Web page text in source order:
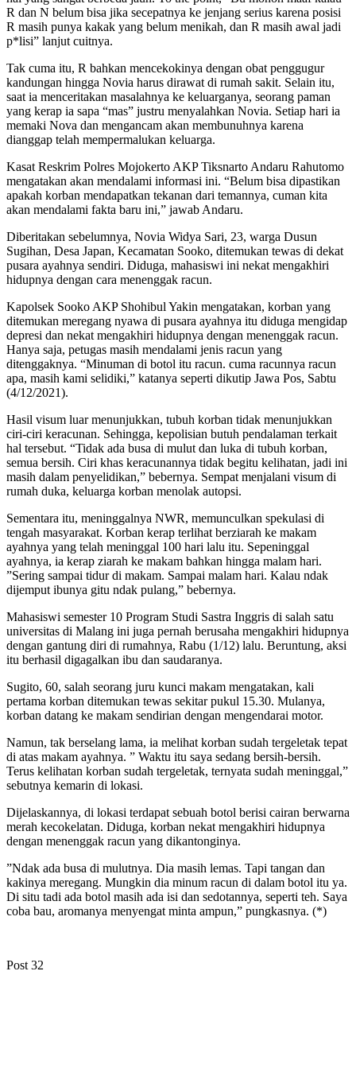
R dan N belum bisa jika secepatnya ke jenjang serius karena posisi
R masih punya kakak yang belum menikah, dan R masih awal jadi
p*lisi” lanjut cuitnya.
Tak cuma itu, R bahkan mencekokinya dengan obat penggugur
kandungan hingga Novia harus dirawat di rumah sakit. Selain itu,
saat ia menceritakan masalahnya ke keluarganya, seorang paman
yang kerap ia sapa “mas” justru menyalahkan Novia. Setiap hari ia
memaki Nova dan mengancam akan membunuhnya karena
dianggap telah mempermalukan keluarga.
Kasat Reskrim Polres Mojokerto AKP Tiksnarto Andaru Rahutomo
mengatakan akan mendalami informasi ini. “Belum bisa dipastikan
apakah korban mendapatkan tekanan dari temannya, cuman kita
akan mendalami fakta baru ini,” jawab Andaru.
Diberitakan sebelumnya, Novia Widya Sari, 23, warga Dusun
Sugihan, Desa Japan, Kecamatan Sooko, ditemukan tewas di dekat
pusara ayahnya sendiri. Diduga, mahasiswi ini nekat mengakhiri
hidupnya dengan cara menenggak racun.
Kapolsek Sooko AKP Shohibul Yakin mengatakan, korban yang
ditemukan meregang nyawa di pusara ayahnya itu diduga mengidap
depresi dan nekat mengakhiri hidupnya dengan menenggak racun.
Hanya saja, petugas masih mendalami jenis racun yang
ditenggaknya. “Minuman di botol itu racun. cuma racunnya racun
apa, masih kami selidiki,” katanya seperti dikutip Jawa Pos, Sabtu
(4/12/2021).
Hasil visum luar menunjukkan, tubuh korban tidak menunjukkan
ciri-ciri keracunan. Sehingga, kepolisian butuh pendalaman terkait
hal tersebut. “Tidak ada busa di mulut dan luka di tubuh korban,
semua bersih. Ciri khas keracunannya tidak begitu kelihatan, jadi ini
masih dalam penyelidikan,” bebernya. Sempat menjalani visum di
rumah duka, keluarga korban menolak autopsi.
Sementara itu, meninggalnya NWR, memunculkan spekulasi di
tengah masyarakat. Korban kerap terlihat berziarah ke makam
ayahnya yang telah meninggal 100 hari lalu itu. Sepeninggal
ayahnya, ia kerap ziarah ke makam bahkan hingga malam hari.
”Sering sampai tidur di makam. Sampai malam hari. Kalau ndak
dijemput ibunya gitu ndak pulang,” bebernya.
Mahasiswi semester 10 Program Studi Sastra Inggris di salah satu
universitas di Malang ini juga pernah berusaha mengakhiri hidupnya
dengan gantung diri di rumahnya, Rabu (1/12) lalu. Beruntung, aksi
itu berhasil digagalkan ibu dan saudaranya.
Sugito, 60, salah seorang juru kunci makam mengatakan, kali
pertama korban ditemukan tewas sekitar pukul 15.30. Mulanya,
korban datang ke makam sendirian dengan mengendarai motor.
Namun, tak berselang lama, ia melihat korban sudah tergeletak tepat
di atas makam ayahnya. ” Waktu itu saya sedang bersih-bersih.
Terus kelihatan korban sudah tergeletak, ternyata sudah meninggal,”
sebutnya kemarin di lokasi.
Dijelaskannya, di lokasi terdapat sebuah botol berisi cairan berwarna
merah kecokelatan. Diduga, korban nekat mengakhiri hidupnya
dengan menenggak racun yang dikantonginya.
”Ndak ada busa di mulutnya. Dia masih lemas. Tapi tangan dan
kakinya meregang. Mungkin dia minum racun di dalam botol itu ya.
Di situ tadi ada botol masih ada isi dan sedotannya, seperti teh. Saya
coba bau, aromanya menyengat minta ampun,” pungkasnya. (*)
Post 32